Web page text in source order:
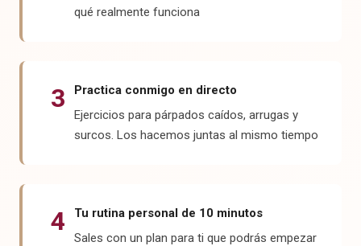
qué realmente funciona
3
Practica conmigo en directo
Ejercicios para párpados caídos, arrugas y
surcos. Los hacemos juntas al mismo tiempo
4
Tu rutina personal de 10 minutos
Sales con un plan para ti que podrás empezar